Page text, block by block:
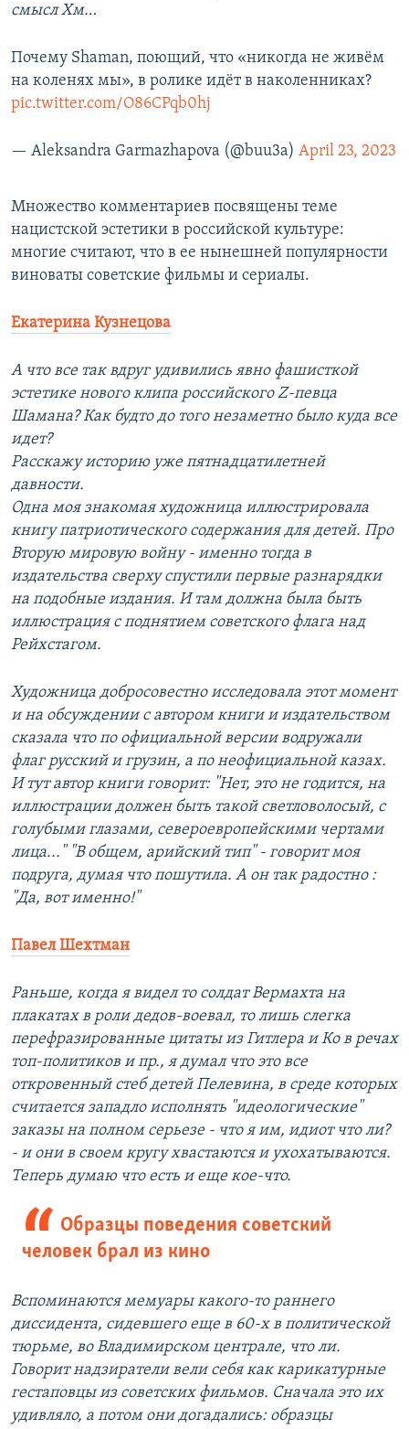
смысл Хм…
Почему Shaman, поющий, что «никогда не живём
на коленях мы», в ролике идёт в наколенниках?
pic.twitter.com/O86CPqb0hj
— Aleksandra Garmazhapova (@buu3a) April 23, 2023
Множество комментариев посвящены теме
нацистской эстетики в российской культуре:
многие считают, что в ее нынешней популярности
виноваты советские фильмы и сериалы.
Екатерина Кузнецова
А что все так вдруг удивились явно фашисткой
эстетике нового клипа российского Z-певца
Шамана? Как будто до того незаметно было куда все
идет?
Расскажу историю уже пятнадцатилетней
давности.
Одна моя знакомая художница иллюстрировала
книгу патриотического содержания для детей. Про
Вторую мировую войну - именно тогда в
издательства сверху спустили первые разнарядки
на подобные издания. И там должна была быть
иллюстрация с поднятием советского флага над
Рейхстагом.
Художница добросовестно исследовала этот момент
и на обсуждении с автором книги и издательством
сказала что по официальной версии водружали
флаг русский и грузин, а по неофициальной казах.
И тут автор книги говорит: "Нет, это не годится, на
иллюстрации должен быть такой светловолосый, с
голубыми глазами, североевропейскими чертами
лица..." "В общем, арийский тип" - говорит моя
подруга, думая что пошутила. А он так радостно :
"Да, вот именно!"
Павел Шехтман
Раньше, когда я видел то солдат Вермахта на
плакатах в роли дедов-воевал, то лишь слегка
перефразированные цитаты из Гитлера и Ко в речах
топ-политиков и пр., я думал что это все
откровенный стеб детей Пелевина, в среде которых
считается западло исполнять "идеологические"
заказы на полном серьезе - что я им, идиот что ли?
- и они в своем кругу хвастаются и ухохатываются.
Теперь думаю что есть и еще кое-что.
Образцы поведения советский
человек брал из кино
Вспоминаются мемуары какого-то раннего
диссидента, сидевшего еще в 60-х в политической
тюрьме, во Владимирском централе, что ли.
Говорит надзиратели вели себя как карикатурные
гестаповцы из советских фильмов. Сначала это их
удивляло, а потом они догадались: образцы